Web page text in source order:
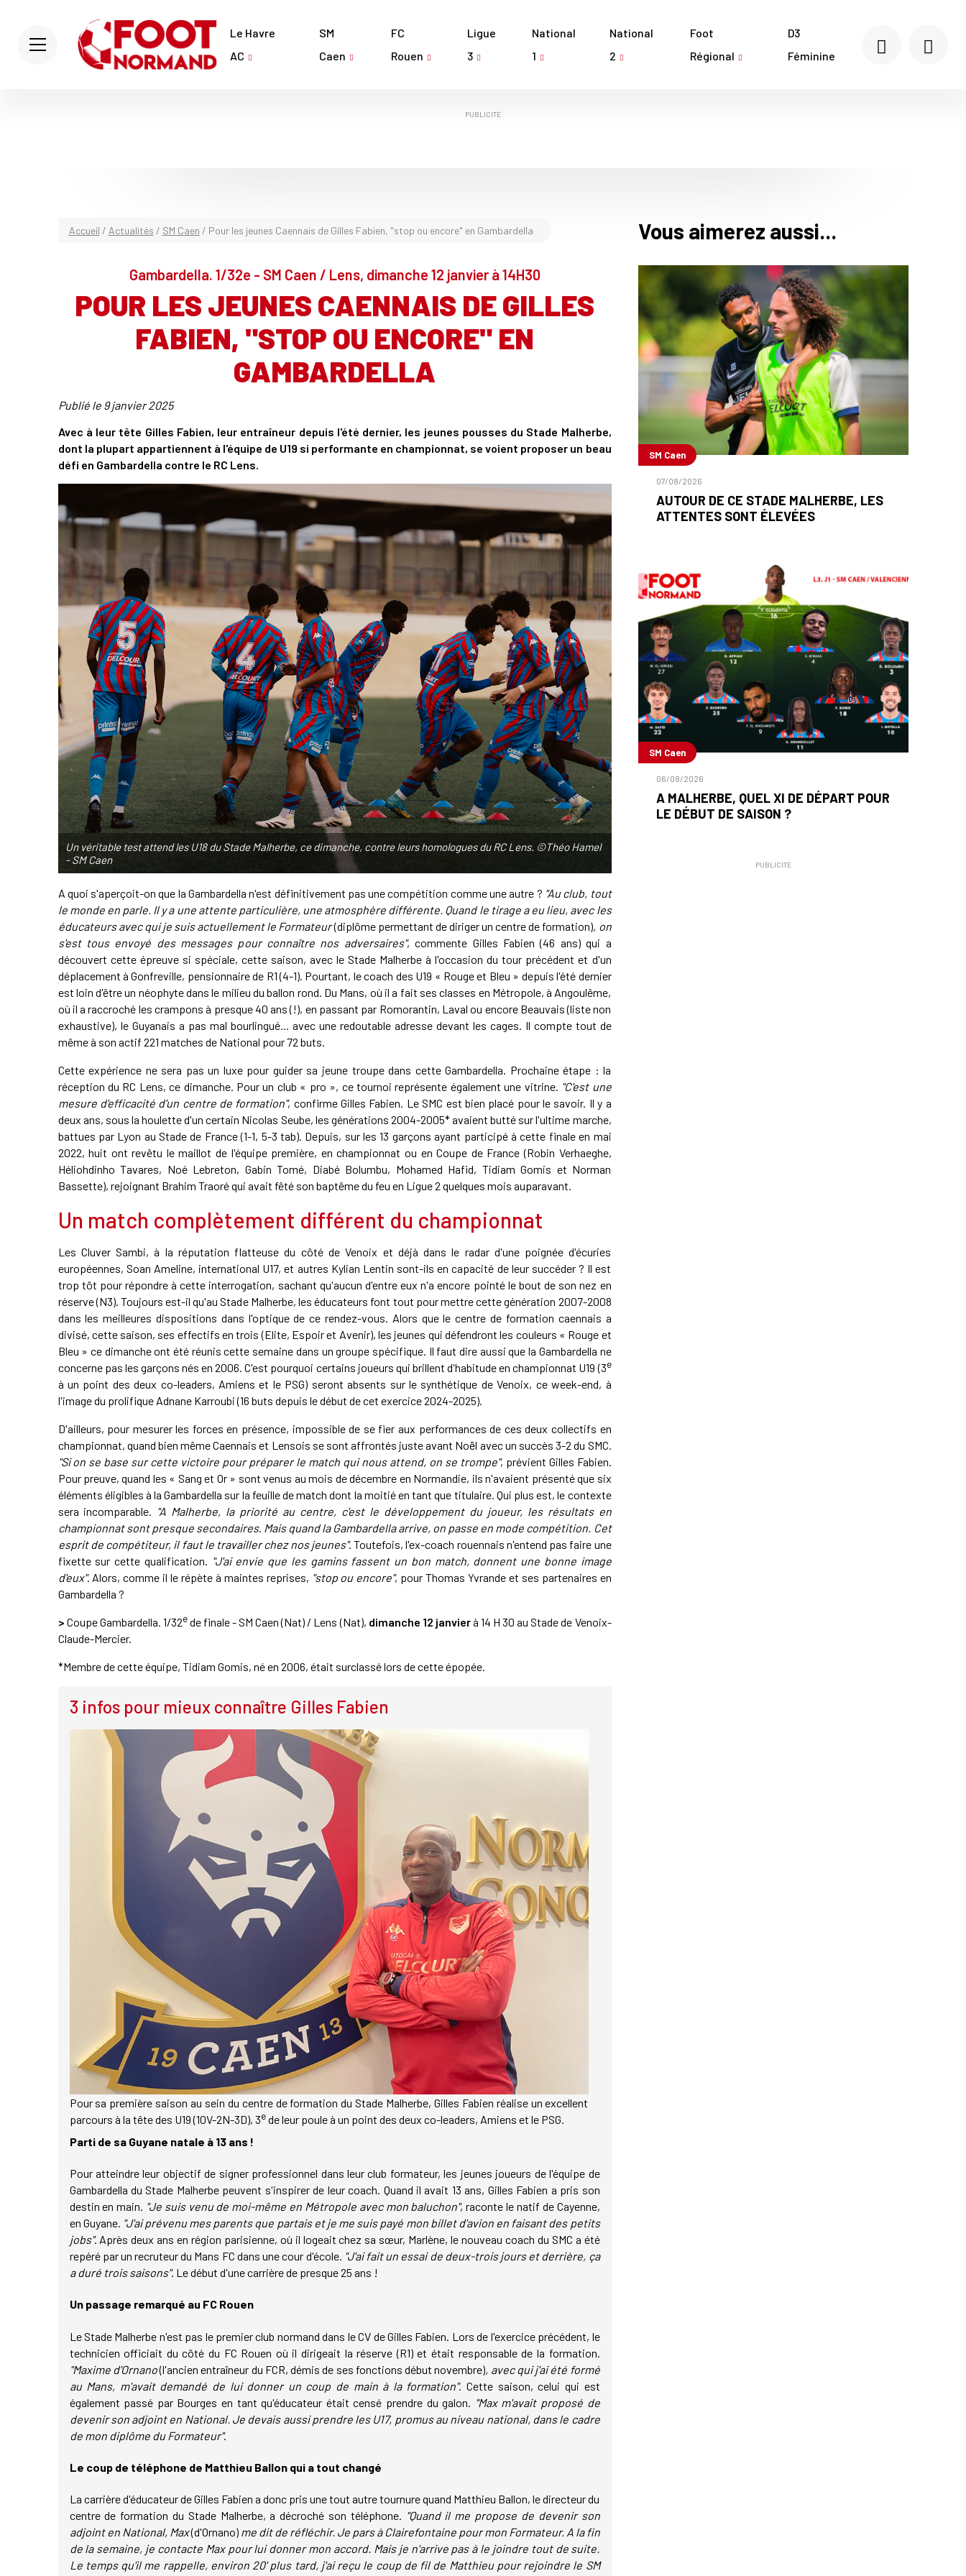
Le Havre
AC
SM
Caen
FC
Rouen
Ligue
3
National
1
National
2
Foot
Régional
D3
Féminine
PUBLICITÉ
Accueil / Actualités / SM Caen / Pour les jeunes Caennais de Gilles Fabien, "stop ou encore" en Gambardella
Gambardella. 1/32e - SM Caen / Lens, dimanche 12 janvier à 14H30
POUR LES JEUNES CAENNAIS DE GILLES
FABIEN, "STOP OU ENCORE" EN
GAMBARDELLA
Publié le 9 janvier 2025
Avec à leur tête Gilles Fabien, leur entraîneur depuis l'été dernier, les jeunes pousses du Stade Malherbe,
dont la plupart appartiennent à l'équipe de U19 si performante en championnat, se voient proposer un beau
défi en Gambardella contre le RC Lens.
Un véritable test attend les U18 du Stade Malherbe, ce dimanche, contre leurs homologues du RC Lens. ©Théo Hamel
- SM Caen
A quoi s'aperçoit-on que la Gambardella n'est définitivement pas une compétition comme une autre ? "Au club, tout
le monde en parle. Il y a une attente particulière, une atmosphère différente. Quand le tirage a eu lieu, avec les
éducateurs avec qui je suis actuellement le Formateur(diplôme permettant de diriger un centre de formation), on
s'est tous envoyé des messages pour connaître nos adversaires", commente Gilles Fabien (46 ans) qui a
découvert cette épreuve si spéciale, cette saison, avec le Stade Malherbe à l'occasion du tour précédent et d'un
déplacement à Gonfreville, pensionnaire de R1 (4-1). Pourtant, le coach des U19 « Rouge et Bleu » depuis l'été dernier
est loin d'être un néophyte dans le milieu du ballon rond. Du Mans, où il a fait ses classes en Métropole, à Angoulême,
où il a raccroché les crampons à presque 40 ans (!), en passant par Romorantin, Laval ou encore Beauvais (liste non
exhaustive), le Guyanais a pas mal bourlingué... avec une redoutable adresse devant les cages. Il compte tout de
même à son actif 221 matches de National pour 72 buts.
Cette expérience ne sera pas un luxe pour guider sa jeune troupe dans cette Gambardella. Prochaine étape : la
réception du RC Lens, ce dimanche. Pour un club « pro », ce tournoi représente également une vitrine. "C'est une
mesure d'efficacité d'un centre de formation", confirme Gilles Fabien. Le SMC est bien placé pour le savoir. Il y a
deux ans, sous la houlette d'un certain Nicolas Seube, les générations 2004-2005* avaient butté sur l'ultime marche,
battues par Lyon au Stade de France (1-1, 5-3 tab). Depuis, sur les 13 garçons ayant participé à cette finale en mai
2022, huit ont revêtu le maillot de l'équipe première, en championnat ou en Coupe de France (Robin Verhaeghe,
Héliohdinho Tavares, Noé Lebreton, Gabin Tomé, Diabé Bolumbu, Mohamed Hafid, Tidiam Gomis et Norman
Bassette), rejoignant Brahim Traoré qui avait fêté son baptême du feu en Ligue 2 quelques mois auparavant.
Un match complètement différent du championnat
Les Cluver Sambi, à la réputation flatteuse du côté de Venoix et déjà dans le radar d'une poignée d'écuries
européennes, Soan Ameline, international U17, et autres Kylian Lentin sont-ils en capacité de leur succéder ? Il est
trop tôt pour répondre à cette interrogation, sachant qu'aucun d'entre eux n'a encore pointé le bout de son nez en
réserve (N3). Toujours est-il qu'au Stade Malherbe, les éducateurs font tout pour mettre cette génération 2007-2008
dans les meilleures dispositions dans l'optique de ce rendez-vous. Alors que le centre de formation caennais a
divisé, cette saison, ses effectifs en trois (Elite, Espoir et Avenir), les jeunes qui défendront les couleurs « Rouge et
Bleu » ce dimanche ont été réunis cette semaine dans un groupe spécifique. Il faut dire aussi que la Gambardella ne
concerne pas les garçons nés en 2006. C'est pourquoi certains joueurs qui brillent d'habitude en championnat U19 (3e
à un point des deux co-leaders, Amiens et le PSG) seront absents sur le synthétique de Venoix, ce week-end, à
l'image du prolifique Adnane Karroubi (16 buts depuis le début de cet exercice 2024-2025).
D'ailleurs, pour mesurer les forces en présence, impossible de se fier aux performances de ces deux collectifs en
championnat, quand bien même Caennais et Lensois se sont affrontés juste avant Noël avec un succès 3-2 du SMC.
"Si on se base sur cette victoire pour préparer le match qui nous attend, on se trompe", prévient Gilles Fabien.
Pour preuve, quand les « Sang et Or » sont venus au mois de décembre en Normandie, ils n'avaient présenté que six
éléments éligibles à la Gambardella sur la feuille de match dont la moitié en tant que titulaire. Qui plus est, le contexte
sera incomparable. "A Malherbe, la priorité au centre, c'est le développement du joueur, les résultats en
championnat sont presque secondaires. Mais quand la Gambardella arrive, on passe en mode compétition. Cet
esprit de compétiteur, il faut le travailler chez nos jeunes". Toutefois, l'ex-coach rouennais n'entend pas faire une
fixette sur cette qualification. "J'ai envie que les gamins fassent un bon match, donnent une bonne image
d'eux". Alors, comme il le répète à maintes reprises, "stop ou encore", pour Thomas Yvrande et ses partenaires en
Gambardella ?
> Coupe Gambardella. 1/32ede finale - SM Caen (Nat) / Lens (Nat), dimanche 12 janvierà 14 H 30 au Stade de Venoix-
Claude-Mercier.
*Membre de cette équipe, Tidiam Gomis, né en 2006, était surclassé lors de cette épopée.
3 infos pour mieux connaître Gilles Fabien
Pour sa première saison au sein du centre de formation du Stade Malherbe, Gilles Fabien réalise un excellent
parcours à la tête des U19 (10V-2N-3D), 3ede leur poule à un point des deux co-leaders, Amiens et le PSG.
Parti de sa Guyane natale à 13 ans !
Pour atteindre leur objectif de signer professionnel dans leur club formateur, les jeunes joueurs de l'équipe de
Gambardella du Stade Malherbe peuvent s'inspirer de leur coach. Quand il avait 13 ans, Gilles Fabien a pris son
destin en main. "Je suis venu de moi-même en Métropole avec mon baluchon", raconte le natif de Cayenne,
en Guyane. "J'ai prévenu mes parents que partais et je me suis payé mon billet d'avion en faisant des petits
jobs". Après deux ans en région parisienne, où il logeait chez sa sœur, Marlène, le nouveau coach du SMC a été
repéré par un recruteur du Mans FC dans une cour d'école. "J'ai fait un essai de deux-trois jours et derrière, ça
a duré trois saisons". Le début d'une carrière de presque 25 ans !
Un passage remarqué au FC Rouen
Le Stade Malherbe n'est pas le premier club normand dans le CV de Gilles Fabien. Lors de l'exercice précédent, le
technicien officiait du côté du FC Rouen où il dirigeait la réserve (R1) et était responsable de la formation.
"Maxime d'Ornano(l'ancien entraîneur du FCR, démis de ses fonctions début novembre), avec qui j'ai été formé
au Mans, m'avait demandé de lui donner un coup de main à la formation". Cette saison, celui qui est
également passé par Bourges en tant qu'éducateur était censé prendre du galon.
"Max m'avait proposé de
devenir son adjoint en National. Je devais aussi prendre les U17, promus au niveau national, dans le cadre
de mon diplôme du Formateur".
Le coup de téléphone de Matthieu Ballon qui a tout changé
La carrière d'éducateur de Gilles Fabien a donc pris une tout autre tournure quand Matthieu Ballon, le directeur du
centre de formation du Stade Malherbe, a décroché son téléphone. "Quand il me propose de devenir son
adjoint en National, Max(d'Ornano)me dit de réfléchir. Je pars à Clairefontaine pour mon Formateur. A la fin
de la semaine, je contacte Max pour lui donner mon accord. Mais je n'arrive pas à le joindre tout de suite.
Le temps qu'il me rappelle, environ 20' plus tard, j'ai reçu le coup de fil de Matthieu pour rejoindre le SM
Vous aimerez aussi...
SM Caen
07/08/2026
AUTOUR DE CE STADE MALHERBE, LES
ATTENTES SONT ÉLEVÉES
SM Caen
06/08/2026
A MALHERBE, QUEL XI DE DÉPART POUR
LE DÉBUT DE SAISON ?
PUBLICITÉ